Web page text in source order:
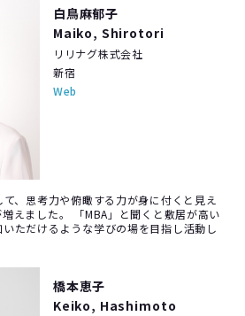
白鳥麻郁子
Maiko, Shirotori
リリナグ株式会社
新宿
Web
、思考力や俯瞰する力が身に付くと見え
えました。 「MBA」と聞くと敷居が高い
ただけるような学びの場を目指し活動し
橋本恵子
Keiko, Hashimoto